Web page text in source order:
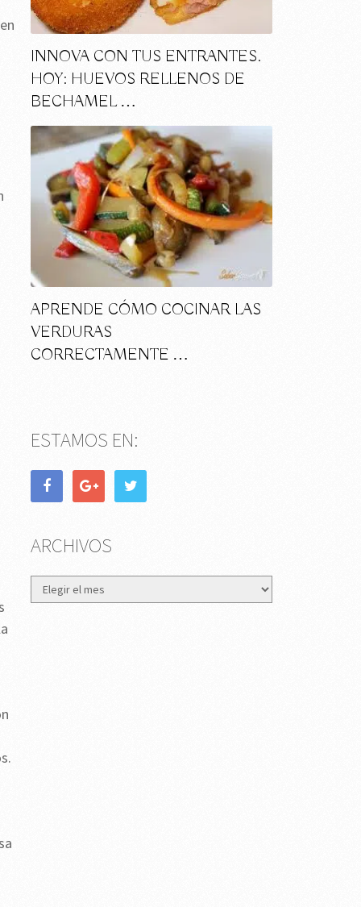
INNOVA CON TUS ENTRANTES.
HOY: HUEVOS RELLENOS DE
BECHAMEL …
APRENDE CÓMO COCINAR LAS
VERDURAS
CORRECTAMENTE …
ESTAMOS EN:
ARCHIVOS
Archivos